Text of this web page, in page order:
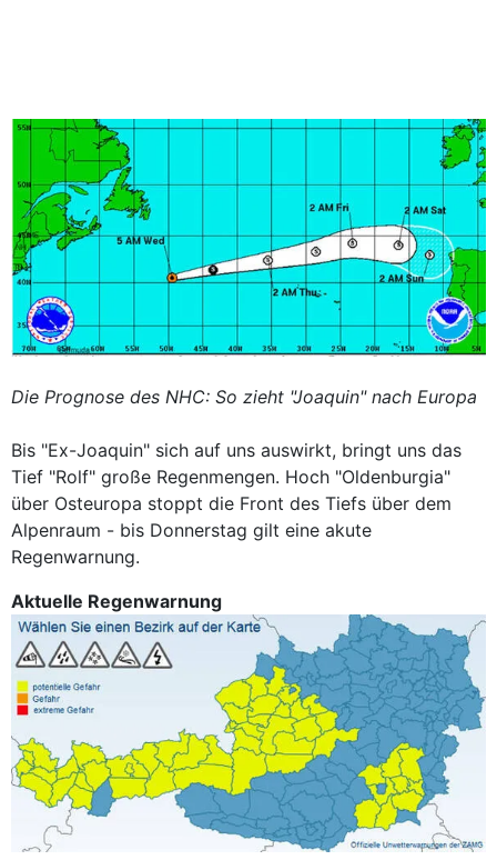
Die Prognose des NHC: So zieht "Joaquin" nach Europa
Bis "Ex-Joaquin" sich auf uns auswirkt, bringt uns das
Tief "Rolf" große Regenmengen. Hoch "Oldenburgia"
über Osteuropa stoppt die Front des Tiefs über dem
Alpenraum - bis Donnerstag gilt eine akute
Regenwarnung.
Aktuelle Regenwarnung